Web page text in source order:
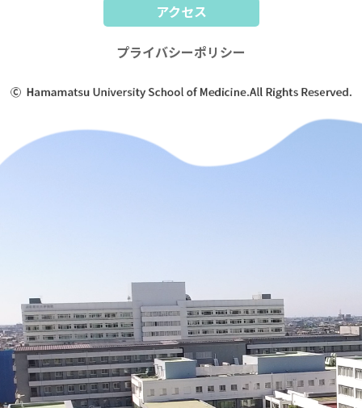
アクセス
プライバシーポリシー